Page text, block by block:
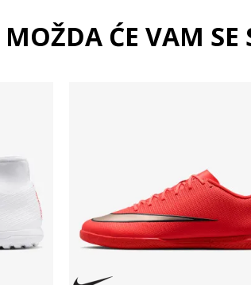
MOŽDA ĆE VAM SE